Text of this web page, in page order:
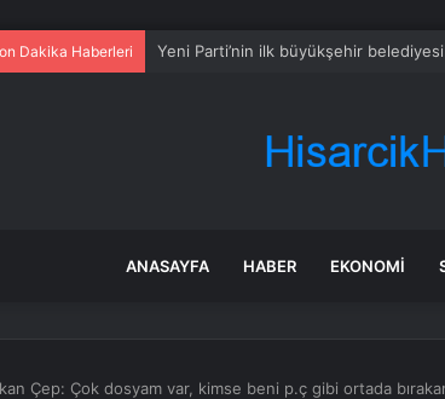
Dakika Haberleri Ahbap soruşturmasında iş insanı
ANASAYFA HABER EKONOMI
Çep: Çok dosyam var, kimse beni p.ç gibi ortada